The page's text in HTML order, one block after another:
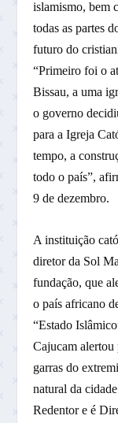
islamismo, bem
todas as partes
futuro do
“Primeiro foi o
Bissau, a uma
o governo
para a Igreja
tempo, a
todo o país”,
9 de dezembro.
A instituição
diretor da Sol
fundação, que
o país africano
“Estado
Cajucam alertou
garras do
natural da
Redentor e é